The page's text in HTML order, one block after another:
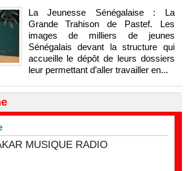
La Jeunesse Sénégalaise : La
Grande Trahison de Pastef. Les
images de milliers de jeunes
Sénégalais devant la structure qui
accueille le dépôt de leurs dossiers
leur permettant d’aller travailler en...
MUSIQUE RADIO